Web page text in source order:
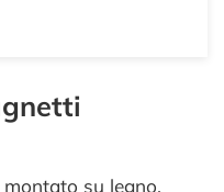
su legno.